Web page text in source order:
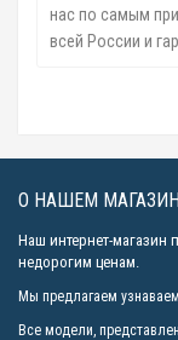
нас по самым
всей России и
О НАШЕМ
Наш интернет-магазин
недорогим ценам.
Мы предлагаем
Все модели,